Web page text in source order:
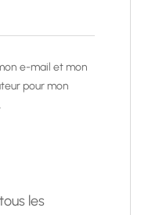
e-mail et mon
pour mon
les